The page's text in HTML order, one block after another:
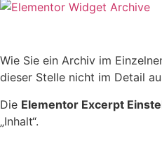
Wie Sie ein Archiv im
dieser Stelle nicht im Detail
Die Elementor Excerpt
„Inhalt“.